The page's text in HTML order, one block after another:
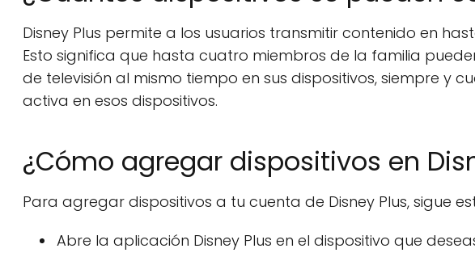
Disney Plus permite a los usuarios transmitir contenido en
Esto significa que hasta cuatro miembros de la familia
de televisión al mismo tiempo en sus dispositivos, siempre y
activa en esos dispositivos.
¿Cómo agregar dispositivos en
Para agregar dispositivos a tu cuenta de Disney Plus, sigue
Abre la aplicación Disney Plus en el dispositivo que